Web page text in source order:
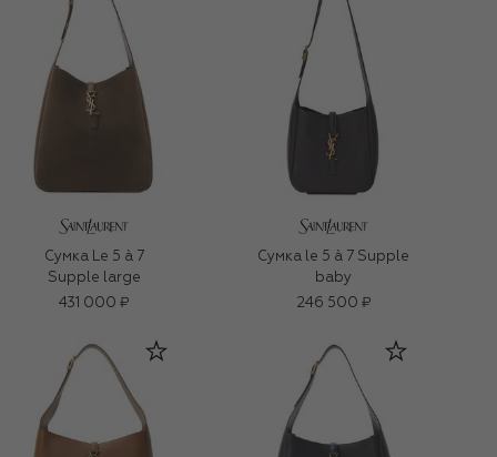
Сумка Le 5 à 7
Supple large
431 000 ₽
Сумка le 5 à 7 Supple
baby
246 500 ₽